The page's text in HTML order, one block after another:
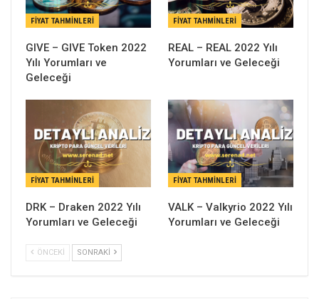
FIYAT TAHMINLERI
GIVE – GIVE Token 2022
Yılı Yorumları ve
Geleceği
FIYAT TAHMINLERI
REAL – REAL 2022 Yılı
Yorumları ve Geleceği
FIYAT TAHMINLERI
DRK – Draken 2022 Yılı
Yorumları ve Geleceği
FIYAT TAHMINLERI
VALK – Valkyrio 2022 Yılı
Yorumları ve Geleceği
ÖNCEKI SONRAKI